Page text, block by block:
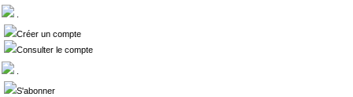
Créer un compte
Consulter le compte
S'abonner